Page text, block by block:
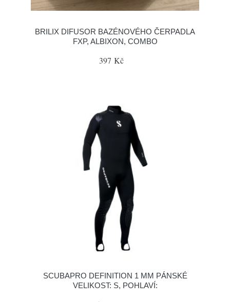
BRILIX DIFUSOR BAZÉNOVÉHO ČERPADLA
FXP, ALBIXON, COMBO
397 Kč
SCUBAPRO DEFINITION 1 MM PÁNSKÉ
VELIKOST: S, POHLAVÍ: